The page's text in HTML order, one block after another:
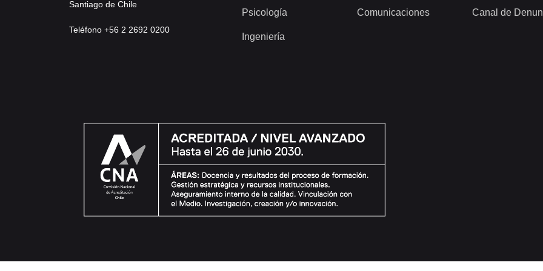
Santiago de Chile
Teléfono +56 2 2692 0200
Psicología
Ingeniería
Comunicaciones Canal de